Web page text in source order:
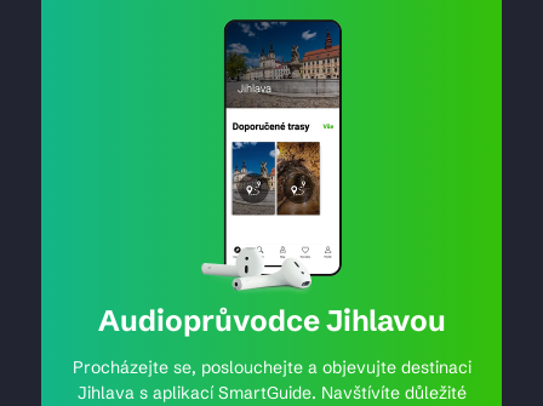
Audioprůvodce Jihlavou
Procházejte se, poslouchejte a objevujte destinaci
Jihlava s aplikací SmartGuide. Navštívíte důležité